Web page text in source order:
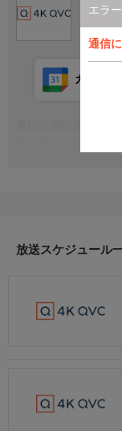
エラー
通信
4Ｋ QVC
カレンダ
放送スケジュール